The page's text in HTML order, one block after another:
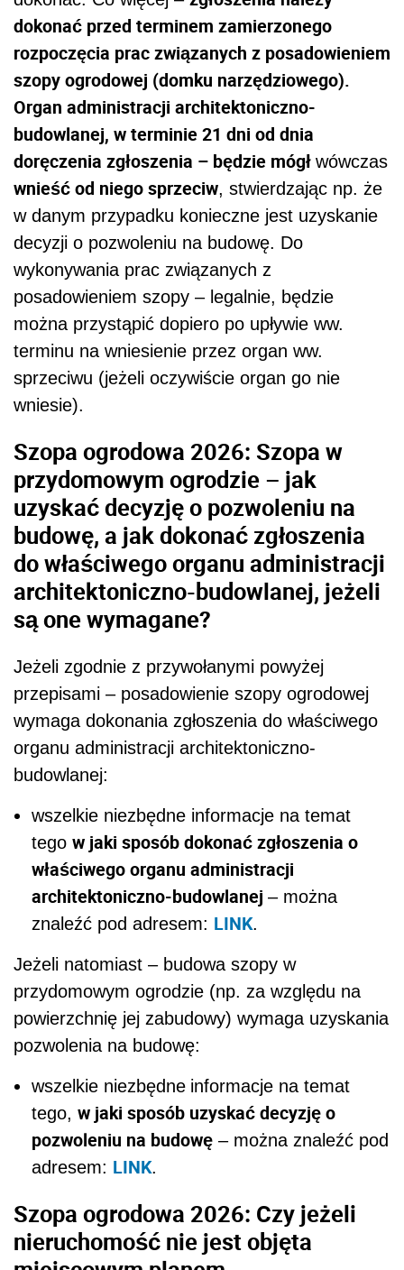
dokonać przed terminem zamierzonego
rozpoczęcia prac związanych z posadowieniem
szopy ogrodowej (domku narzędziowego).
Organ administracji architektoniczno-
budowlanej, w terminie 21 dni od dnia
doręczenia zgłoszenia – będzie mógł wówczas
wnieść od niego sprzeciw, stwierdzając np. że
w danym przypadku konieczne jest uzyskanie
decyzji o pozwoleniu na budowę. Do
wykonywania prac związanych z
posadowieniem szopy – legalnie, będzie
można przystąpić dopiero po upływie ww.
terminu na wniesienie przez organ ww.
sprzeciwu (jeżeli oczywiście organ go nie
wniesie).
Szopa ogrodowa 2026: Szopa w
przydomowym ogrodzie – jak
uzyskać decyzję o pozwoleniu na
budowę, a jak dokonać zgłoszenia
do właściwego organu administracji
architektoniczno-budowlanej, jeżeli
są one wymagane?
Jeżeli zgodnie z przywołanymi powyżej
przepisami – posadowienie szopy ogrodowej
wymaga dokonania zgłoszenia do właściwego
organu administracji architektoniczno-
budowlanej:
wszelkie niezbędne informacje na temat
tego w jaki sposób dokonać zgłoszenia o
właściwego organu administracji
architektoniczno-budowlanej – można
znaleźć pod adresem: LINK.
Jeżeli natomiast – budowa szopy w
przydomowym ogrodzie (np. za względu na
powierzchnię jej zabudowy) wymaga uzyskania
pozwolenia na budowę:
wszelkie niezbędne informacje na temat
tego, w jaki sposób uzyskać decyzję o
pozwoleniu na budowę – można znaleźć pod
adresem: LINK.
Szopa ogrodowa 2026: Czy jeżeli
nieruchomość nie jest objęta